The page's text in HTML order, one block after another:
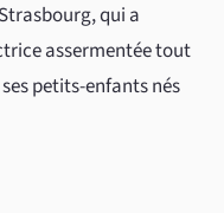
qui a
assermentée tout
petits-enfants nés